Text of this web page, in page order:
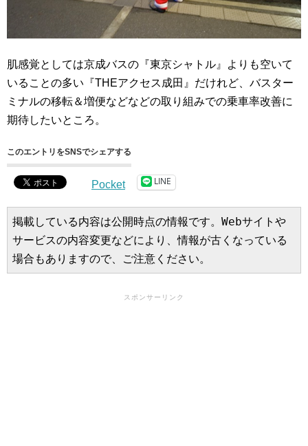
肌感覚としては京成バスの『東京シャトル』よりも空いて
いることの多い『THEアクセス成田』だけれど、バスター
ミナルの移転＆増便などなどの取り組みでの乗車率改善に
期待したいところ。
このエントリをSNSでシェアする
Pocket LINE
掲載している内容は公開時点の情報です。Webサイトや
サービスの内容変更などにより、情報が古くなっている
場合もありますので、ご注意ください。
スポンサーリンク